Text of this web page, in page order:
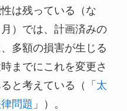
は残っている（な
）では、計画済みの
多額の損害が生じる
までにこれを変更さ
と考えている（「 太
問題 」）。